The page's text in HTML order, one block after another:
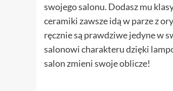
swojego salonu. Dodasz mu
ceramiki zawsze idą w parze z
ręcznie są prawdziwe jedyne w
salonowi charakteru dzięki
salon zmieni swoje oblicze!